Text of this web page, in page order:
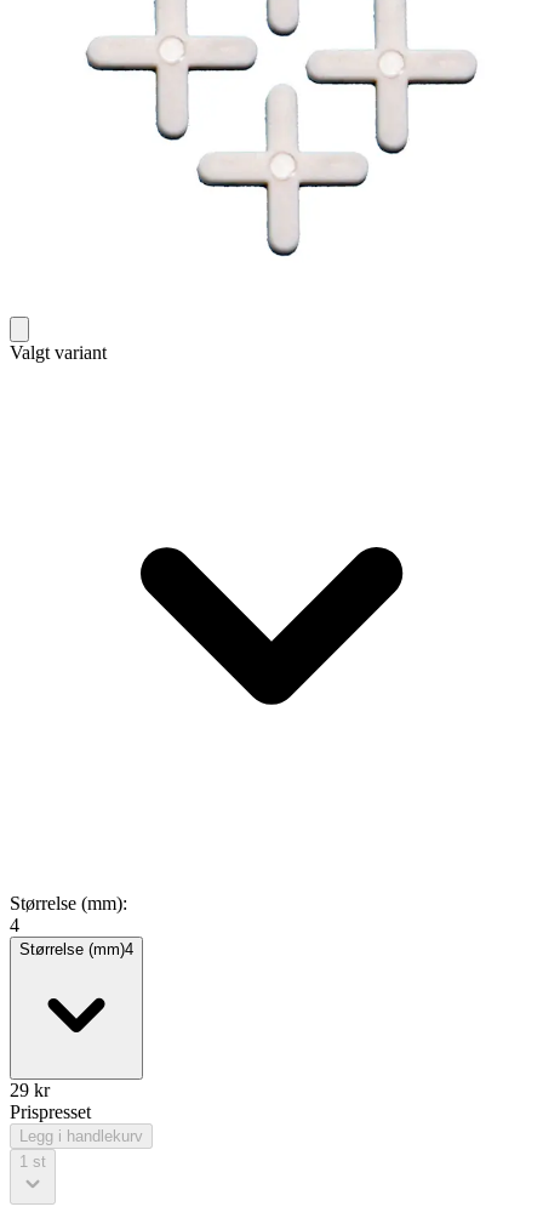
Valgt variant
Størrelse (mm):
4
Størrelse (mm)4
29 kr
Prispresset
Legg i handlekurv
1 st